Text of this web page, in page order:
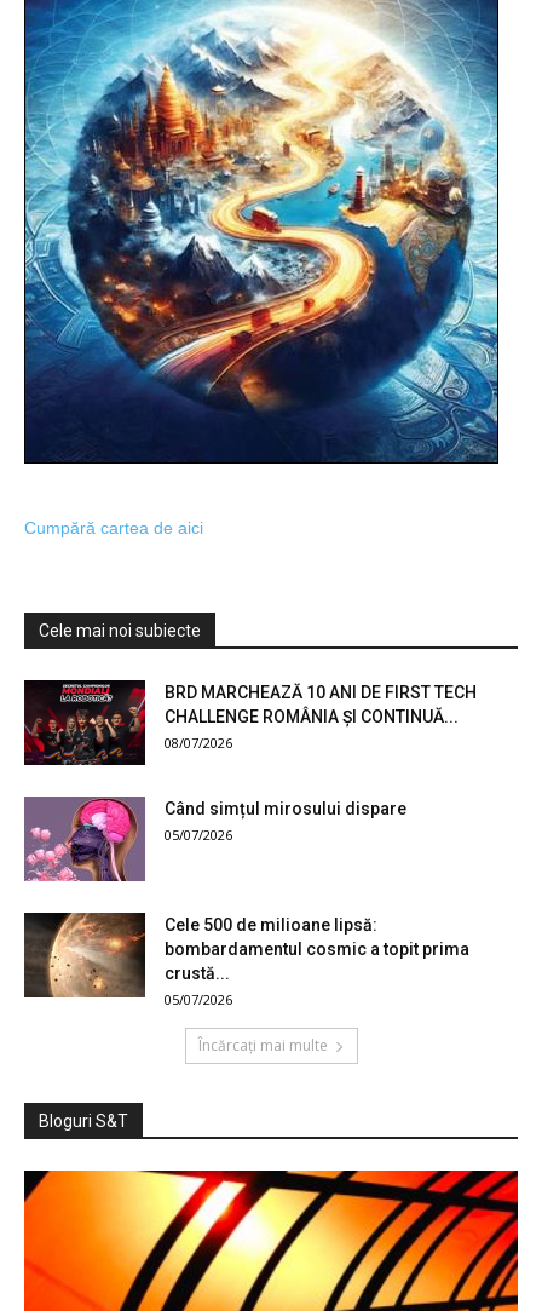
Cumpără cartea de aici
Cele mai noi subiecte
BRD MARCHEAZĂ 10 ANI DE FIRST TECH
CHALLENGE ROMÂNIA ȘI CONTINUĂ...
08/07/2026
Când simțul mirosului dispare
05/07/2026
Cele 500 de milioane lipsă:
bombardamentul cosmic a topit prima
crustă...
05/07/2026
Încărcați mai multe
Bloguri S&T